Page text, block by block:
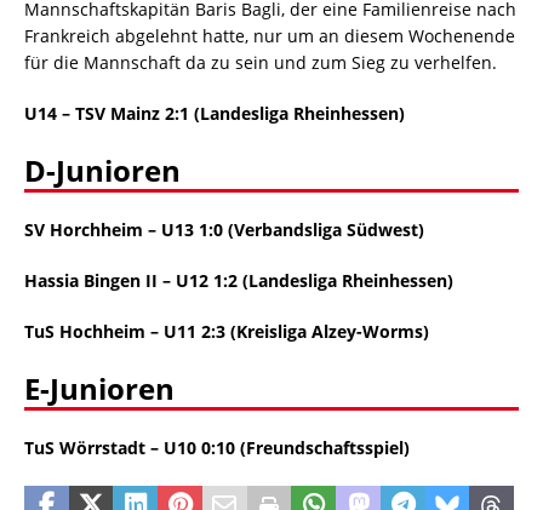
Mannschaftskapitän Baris Bagli, der eine Familienreise nach
Frankreich abgelehnt hatte, nur um an diesem Wochenende
für die Mannschaft da zu sein und zum Sieg zu verhelfen.
U14 – TSV Mainz 2:1 (Landesliga Rheinhessen)
D-Junioren
SV Horchheim – U13 1:0 (Verbandsliga Südwest)
Hassia Bingen II – U12 1:2 (Landesliga Rheinhessen)
TuS Hochheim – U11 2:3 (Kreisliga Alzey-Worms)
E-Junioren
TuS Wörrstadt – U10 0:10 (Freundschaftsspiel)